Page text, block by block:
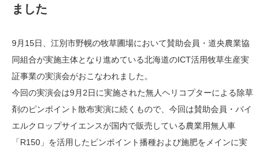
ました
9月15日、江別市野幌の牧草圃場において賛助会員・道央農業協
同組合が実施主体となり進めている北海道のICT活用牧草生産実
証事業の実演会がおこなわれました。
今回の実演会は9月2日に実施された無人ヘリコプターによる除草
剤のピンポイント散布実演に続くもので、今回は賛助会員・バイ
エルクロップサイエンスが国内で販売している農業用無人車
「R150」を活用したピンポイント播種および施肥をメインに実